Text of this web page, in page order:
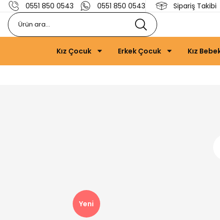
0551 850 0543 0551 850 0543 Sipariş Takibi
Kız Çocuk Erkek Çocuk Kız
Yeni